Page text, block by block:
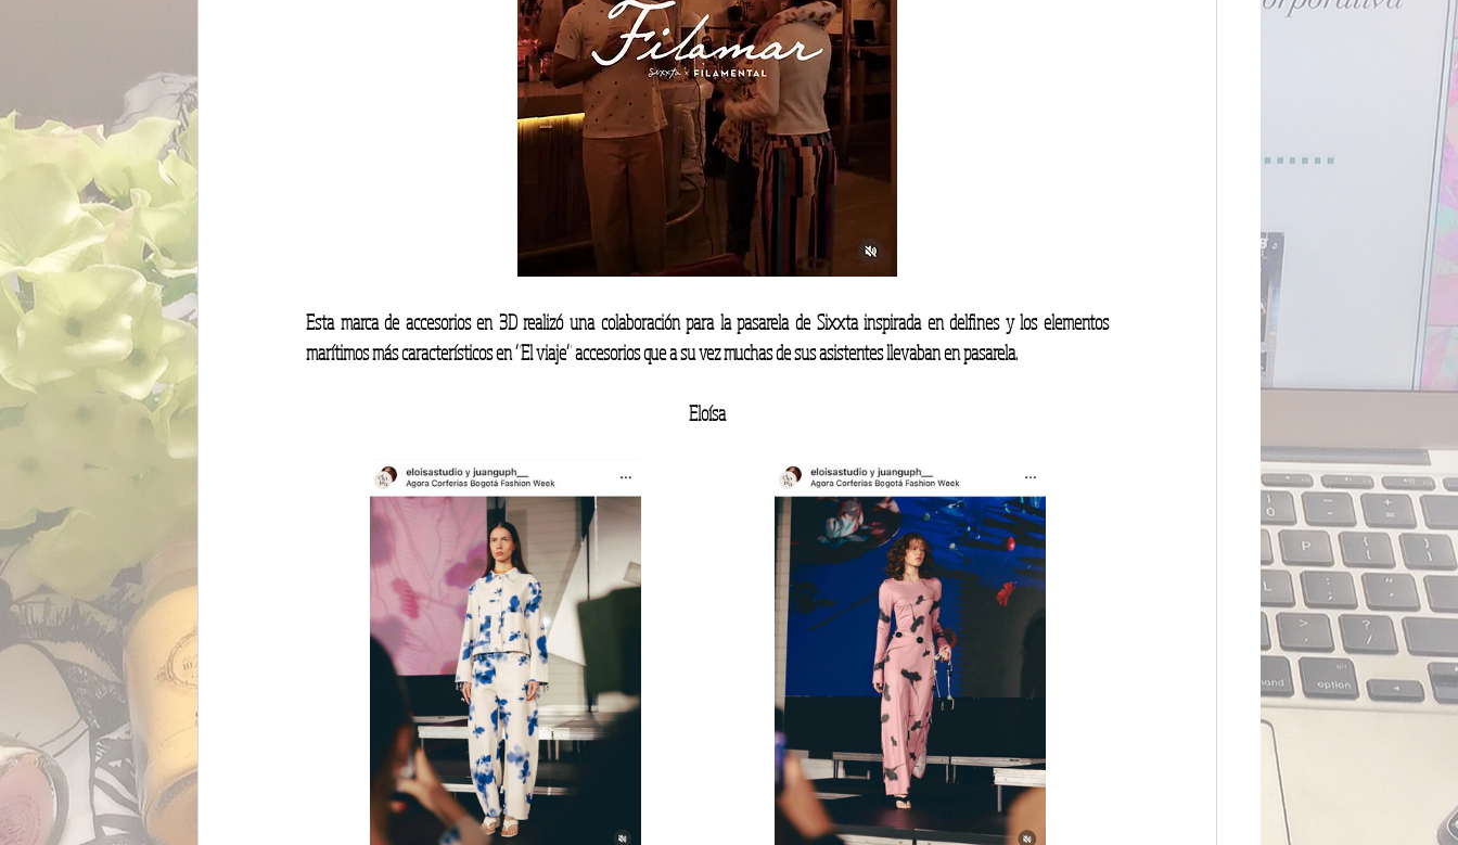
Esta marca de accesorios en 3D realizó una colaboración para la pasarela de Sixxta inspirada en delfines y los elementos
marítimos más característicos en “El viaje” accesorios que a su vez muchas de sus asistentes llevaban en pasarela.
Eloísa